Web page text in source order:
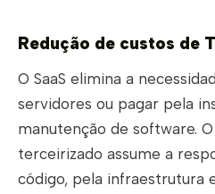
Redução de custos de
O SaaS elimina a
servidores ou pagar pela
manutenção de software.
terceirizado assume a
código, pela infraestrutura